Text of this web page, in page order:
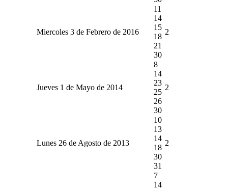
Miercoles 3 de Febrero de 2016
11
14
15
18
21
30
2
Jueves 1 de Mayo de 2014
8
14
23
25
26
30
2
Lunes 26 de Agosto de 2013
10
13
14
18
30
31
2
7
14